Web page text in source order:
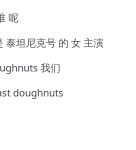
呢
泰坦尼克号 的 女 主演
我们
doughnuts